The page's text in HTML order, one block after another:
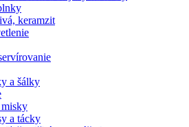
keramzit
a šálky
a tácky